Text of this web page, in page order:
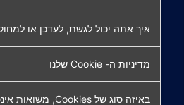
איך אתה יכול לגשת, לעדכן או
מדיניות ה- Cookie שלנו